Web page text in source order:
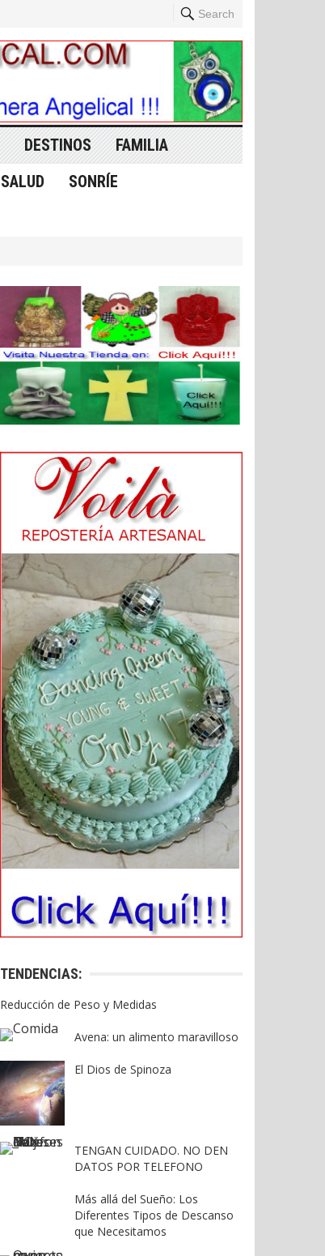
Search
DESTINOS
FAMILIA
SALUD
SONRÍE
TENDENCIAS:
Reducción de Peso y Medidas
Avena: un alimento maravilloso
El Dios de Spinoza
TENGAN CUIDADO. NO DEN
DATOS POR TELEFONO
Más allá del Sueño: Los
Diferentes Tipos de Descanso
que Necesitamos